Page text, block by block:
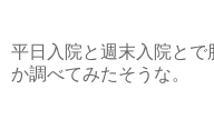
平日入院と週末入院と
か調べてみたそうな。